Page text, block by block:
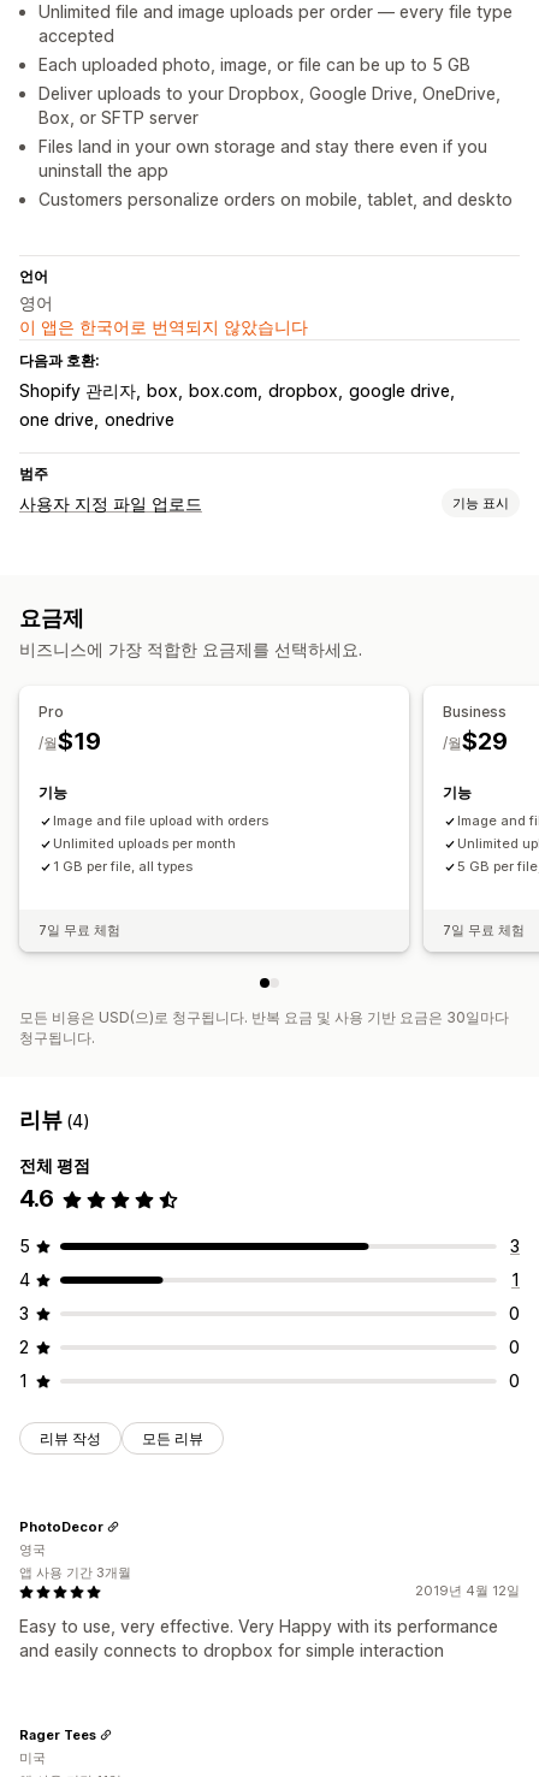
Unlimited file and image uploads per order — every file type
accepted
Each uploaded photo, image, or file can be up to 5 GB
Deliver uploads to your Dropbox, Google Drive, OneDrive,
Box, or SFTP server
Files land in your own storage and stay there even if you
uninstall the app
Customers personalize orders on mobile, tablet, and deskto
언어
영어
이 앱은 한국어로 번역되지 않았습니다
다음과 호환:
Shopify 관리자 box box.com dropbox google drive
one drive onedrive
범주
사용자 지정 파일 업로드 기능 표시
사용자 지정 규칙
요금제
비즈니스에 가장 적합한 요금제를 선택하세요.
Pro
$19
/월
기능
Image and file upload with orders
Unlimited uploads per month
1 GB per file, all types
7일 무료 체험
Business
$29
/월
기능
Image and
Unlimited
5 GB per
7일 무료 체험
모든 비용은 USD(으)로 청구됩니다. 반복 요금 및 사용 기반 요금은 30일마다
청구됩니다.
리뷰 (4)
전체 평점
4.6
5
3
4
1
3
0
2
0
1
0
리뷰 작성 모든 리뷰
2019년 4월 12일
Easy to use, very effective. Very Happy with its performance
and easily connects to dropbox for simple interaction
PhotoDecor
영국
앱 사용 기간 3개월
Rager Tees
미국